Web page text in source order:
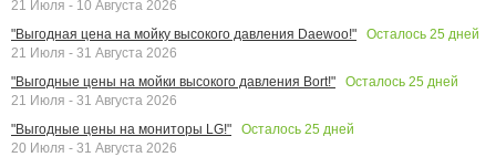
21 Июля - 10 Августа 2026
"Выгодная цена на мойку высокого давления Daewoo!"
Осталось 25 дней
21 Июля - 31 Августа 2026
"Выгодные цены на мойки высокого давления Bort!"
Осталось 25 дней
21 Июля - 31 Августа 2026
"Выгодные цены на мониторы LG!"
Осталось 25 дней
20 Июля - 31 Августа 2026